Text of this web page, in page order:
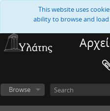
This website uses
ability to browse and
Browse